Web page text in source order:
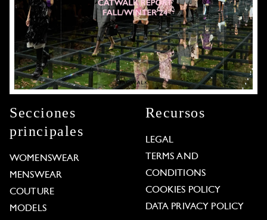
Secciones
principales
WOMENSWEAR
MENSWEAR
COUTURE
MODELS
Recursos
LEGAL
TERMS AND
CONDITIONS
COOKIES POLICY
DATA PRIVACY POLICY